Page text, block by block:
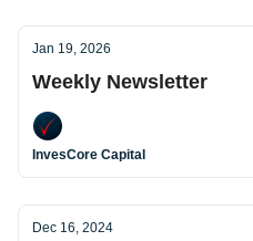
Jan 19, 2026
Weekly Newsletter
InvesCore Capital
Dec 16, 2024